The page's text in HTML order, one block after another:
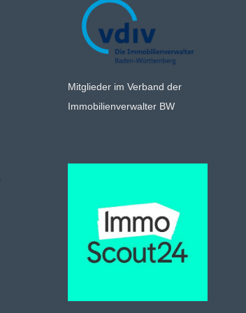
Mitglieder im Verband der
Immobilienverwalter BW